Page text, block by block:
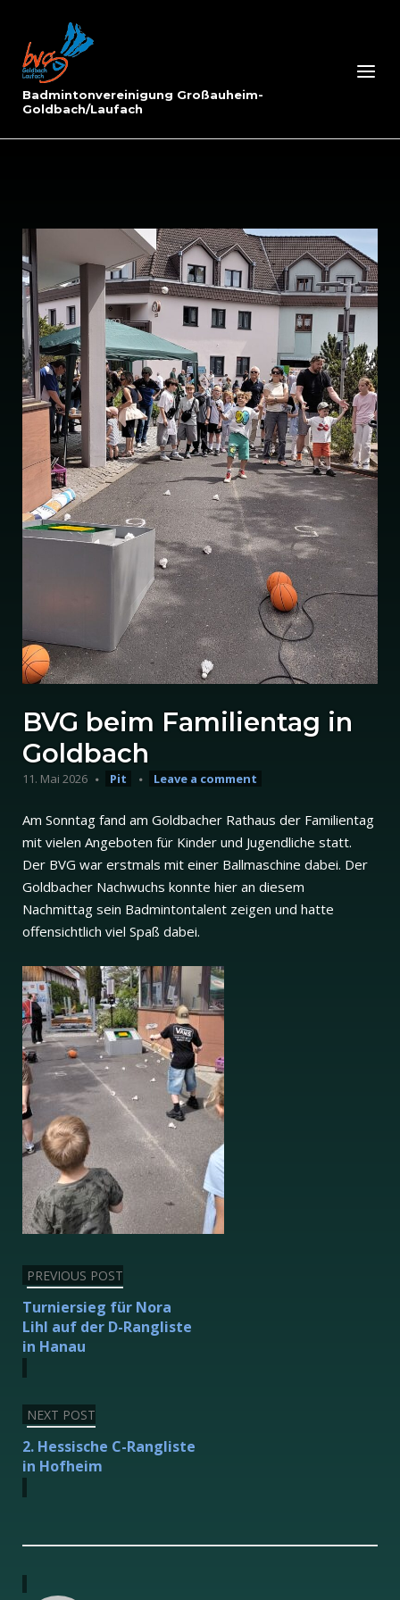
content
Badmintonvereinigung Großauheim-
Goldbach/Laufach
Menu
BVG beim Familientag in
Goldbach
11. Mai 2026 Pit Leave a comment
Am Sonntag fand am Goldbacher Rathaus der Familientag
mit vielen Angeboten für Kinder und Jugendliche statt.
Der BVG war erstmals mit einer Ballmaschine dabei. Der
Goldbacher Nachwuchs konnte hier an diesem
Nachmittag sein Badmintontalent zeigen und hatte
offensichtlich viel Spaß dabei.
Beitragsnavigation
PREVIOUS POST
Turniersieg für Nora
Lihl auf der D-Rangliste
in Hanau
NEXT POST
2. Hessische C-Rangliste
in Hofheim